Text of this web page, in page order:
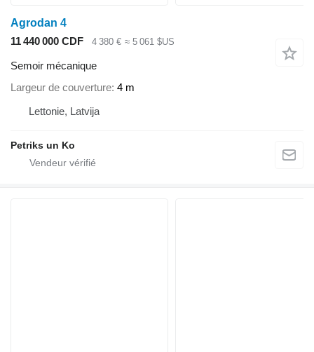
Agrodan 4
11 440 000 CDF
4 380 € ≈ 5 061 $US
Semoir mécanique
Largeur de couverture 4 m
Lettonie, Latvija
Petriks un Ko